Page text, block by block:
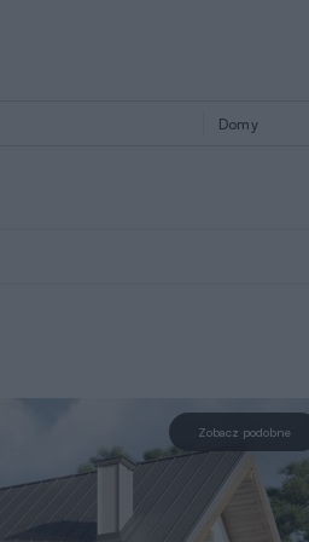
Zobacz podobne